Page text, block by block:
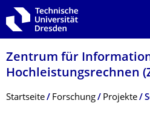
Zur Hauptnavigation springen
Zur Suche springen
Zum Inhalt springen
Zentrum für
Hochleistungs­rechnen
Breadcrumb-Menü
Startseite Forschung Projekte